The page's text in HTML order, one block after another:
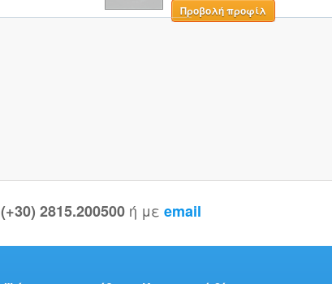
Προβολή προφίλ
(+30) 2815.200500 ή με email